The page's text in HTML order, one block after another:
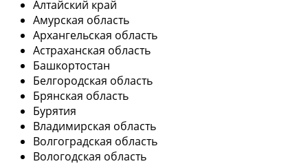
Алтайский край
Амурская область
Архангельская область
Астраханская область
Башкортостан
Белгородская область
Брянская область
Бурятия
Владимирская область
Волгоградская область
Вологодская область